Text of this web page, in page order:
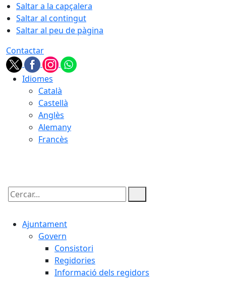
Saltar a la capçalera
Saltar al contingut
Saltar al peu de pàgina
Contactar
Idiomes
Català
Castellà
Anglès
Alemany
Francès
Cercar:
Ajuntament
Govern
Consistori
Regidories
Informació dels regidors